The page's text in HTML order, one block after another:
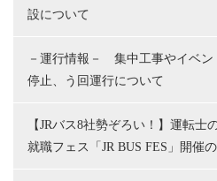
設について
－運行情報－ 集中工事やイベン
停止、う回運行について
【JRバス8社勢ぞろい！】運転士
就職フェス「JR BUS FES」開催